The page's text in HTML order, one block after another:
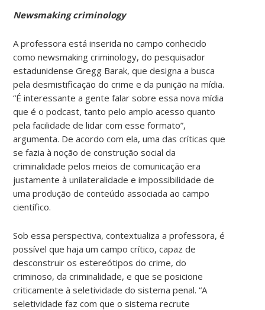
Newsmaking criminology
A professora está inserida no campo conhecido
como newsmaking criminology, do pesquisador
estadunidense Gregg Barak, que designa a busca
pela desmistificação do crime e da punição na mídia.
“É interessante a gente falar sobre essa nova mídia
que é o podcast, tanto pelo amplo acesso quanto
pela facilidade de lidar com esse formato”,
argumenta. De acordo com ela, uma das críticas que
se fazia à noção de construção social da
criminalidade pelos meios de comunicação era
justamente à unilateralidade e impossibilidade de
uma produção de conteúdo associada ao campo
científico.
Sob essa perspectiva, contextualiza a professora, é
possível que haja um campo crítico, capaz de
desconstruir os estereótipos do crime, do
criminoso, da criminalidade, e que se posicione
criticamente à seletividade do sistema penal. “A
seletividade faz com que o sistema recrute